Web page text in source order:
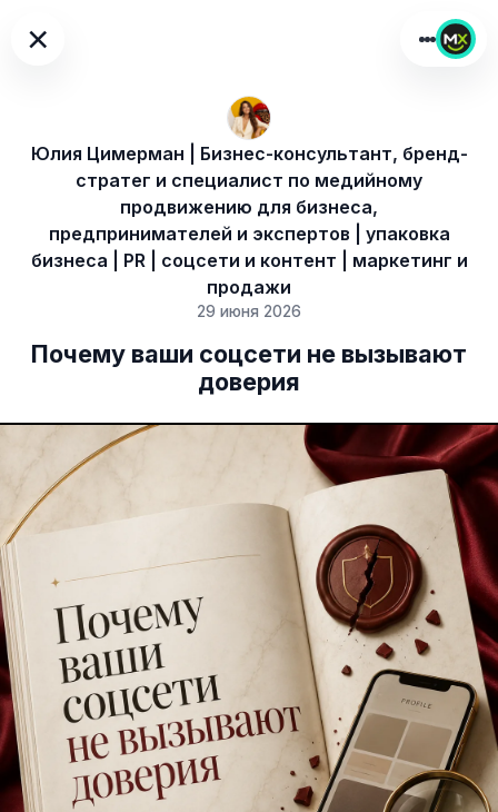
×
Юлия Цимерман | Бизнес-консультант, бренд-
стратег и специалист по медийному
продвижению для бизнеса,
предпринимателей и экспертов | упаковка
бизнеса | PR | соцсети и контент | маркетинг и
продажи
29 июня 2026
Почему ваши соцсети не вызывают
доверия